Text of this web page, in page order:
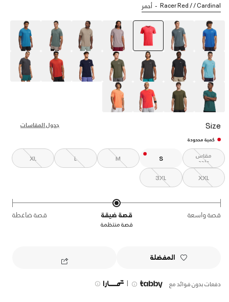
Racer Red / / Cardinal أحمر
selected
Size جدول المقاسات
كمية محدودة
مقاس
واحد S
M
L
XL
XXL
3XL
قصة واسعة قصة ضيقة قصة ضاغطة
قصة منتظمة
المفضلة
دفعات بدون فوائد مع |